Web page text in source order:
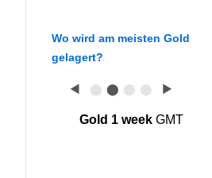
Wo wird am meisten Gold
gelagert?
◀ ⬤ ⬤ ⬤ ⬤ ▶
Gold 1 weekGMT